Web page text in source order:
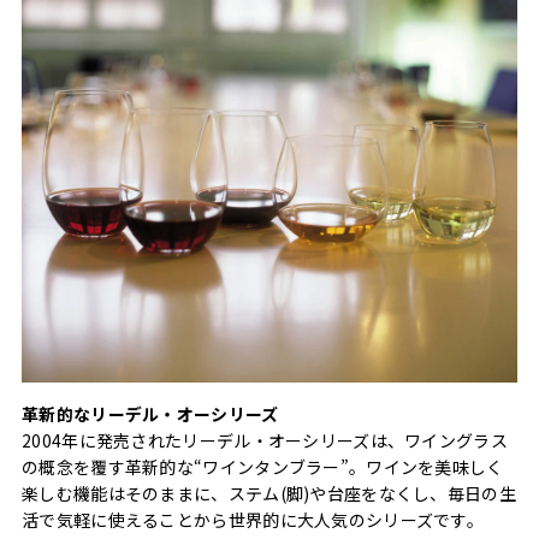
革新的なリーデル・オーシリーズ
2004年に発売されたリーデル・オーシリーズは、ワイングラス
の概念を覆す革新的な“ワインタンブラー”。ワインを美味しく
楽しむ機能はそのままに、ステム(脚)や台座をなくし、毎日の生
活で気軽に使えることから世界的に大人気のシリーズです。